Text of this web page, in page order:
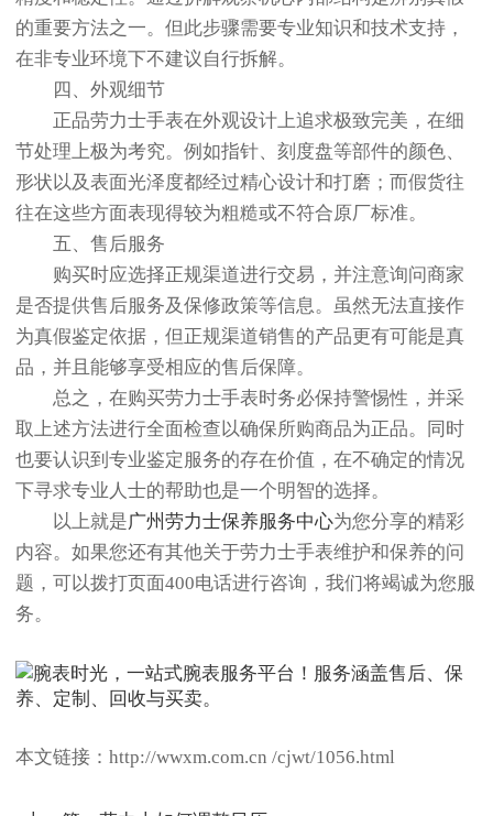
的重要方法之一。但此步骤需要专业知识和技术支持，
在非专业环境下不建议自行拆解。
四、外观细节
正品劳力士手表在外观设计上追求极致完美，在细
节处理上极为考究。例如指针、刻度盘等部件的颜色、
形状以及表面光泽度都经过精心设计和打磨；而假货往
往在这些方面表现得较为粗糙或不符合原厂标准。
五、售后服务
购买时应选择正规渠道进行交易，并注意询问商家
是否提供售后服务及保修政策等信息。虽然无法直接作
为真假鉴定依据，但正规渠道销售的产品更有可能是真
品，并且能够享受相应的售后保障。
总之，在购买劳力士手表时务必保持警惕性，并采
取上述方法进行全面检查以确保所购商品为正品。同时
也要认识到专业鉴定服务的存在价值，在不确定的情况
下寻求专业人士的帮助也是一个明智的选择。
以上就是广州劳力士保养服务中心为您分享的精彩
内容。如果您还有其他关于劳力士手表维护和保养的问
题，可以拨打页面400电话进行咨询，我们将竭诚为您服
务。
本文链接：http://wwxm.com.cn /cjwt/1056.html